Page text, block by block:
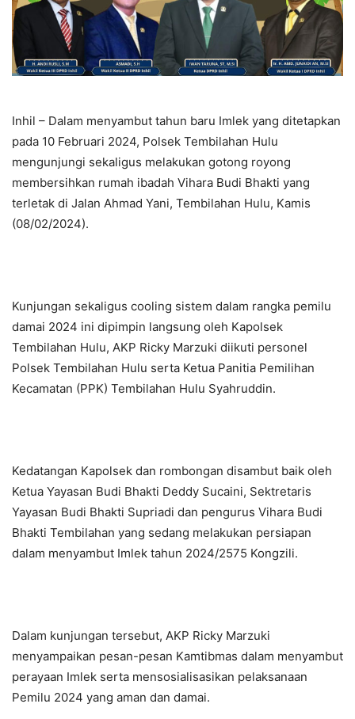
Inhil – Dalam menyambut tahun baru Imlek yang ditetapkan
pada 10 Februari 2024, Polsek Tembilahan Hulu
mengunjungi sekaligus melakukan gotong royong
membersihkan rumah ibadah Vihara Budi Bhakti yang
terletak di Jalan Ahmad Yani, Tembilahan Hulu, Kamis
(08/02/2024).
Kunjungan sekaligus cooling sistem dalam rangka pemilu
damai 2024 ini dipimpin langsung oleh Kapolsek
Tembilahan Hulu, AKP Ricky Marzuki diikuti personel
Polsek Tembilahan Hulu serta Ketua Panitia Pemilihan
Kecamatan (PPK) Tembilahan Hulu Syahruddin.
Kedatangan Kapolsek dan rombongan disambut baik oleh
Ketua Yayasan Budi Bhakti Deddy Sucaini, Sektretaris
Yayasan Budi Bhakti Supriadi dan pengurus Vihara Budi
Bhakti Tembilahan yang sedang melakukan persiapan
dalam menyambut Imlek tahun 2024/2575 Kongzili.
Dalam kunjungan tersebut, AKP Ricky Marzuki
menyampaikan pesan-pesan Kamtibmas dalam menyambut
perayaan Imlek serta mensosialisasikan pelaksanaan
Pemilu 2024 yang aman dan damai.